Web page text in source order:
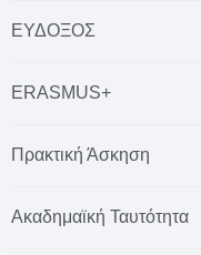
ΕΥΔΟΞΟΣ
ERASMUS+
Πρακτική Άσκηση
Ακαδημαϊκή Ταυτότητα